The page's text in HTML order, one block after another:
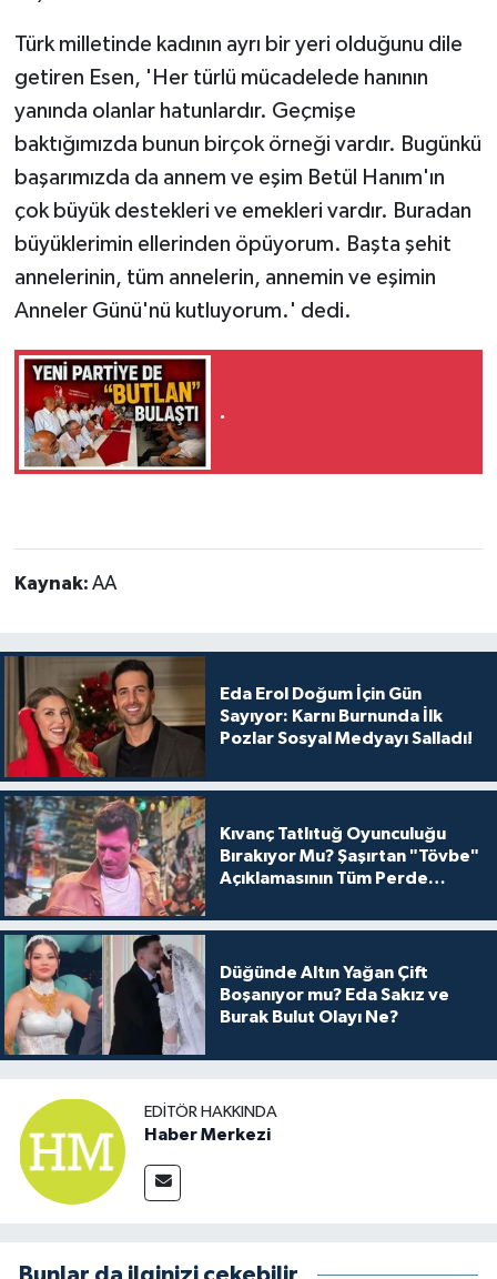
Türk milletinde kadının ayrı bir yeri olduğunu dile
getiren Esen, 'Her türlü mücadelede hanının
yanında olanlar hatunlardır. Geçmişe
baktığımızda bunun birçok örneği vardır. Bugünkü
başarımızda da annem ve eşim Betül Hanım'ın
çok büyük destekleri ve emekleri vardır. Buradan
büyüklerimin ellerinden öpüyorum. Başta şehit
annelerinin, tüm annelerin, annemin ve eşimin
Anneler Günü'nü kutluyorum.' dedi.
.
Kaynak: AA
Eda Erol Doğum İçin Gün
Sayıyor: Karnı Burnunda İlk
Pozlar Sosyal Medyayı Salladı!
Kıvanç Tatlıtuğ Oyunculuğu
Bırakıyor Mu? Şaşırtan "Tövbe"
Açıklamasının Tüm Perde
Düğünde Altın Yağan Çift
Boşanıyor mu? Eda Sakız ve
Burak Bulut Olayı Ne?
EDITÖR HAKKINDA
Haber Merkezi